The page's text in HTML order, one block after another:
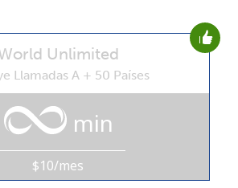
Unlimited
Llamadas A + 50 Países
min
$10/mes